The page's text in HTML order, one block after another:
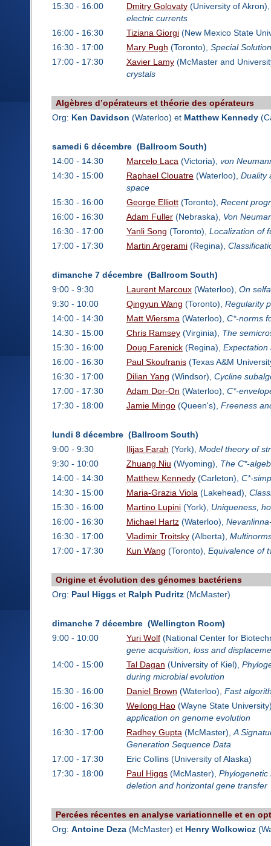
15:30 - 16:00 Dmitry Golovaty(University of
electric currents
16:00 - 16:30
Tiziana Giorgi(New Mexico State
16:30 - 17:00
Mary Pugh (Toronto), Special
17:00 - 17:30
Xavier Lamy(McMaster and
crystals
Algèbres d’opérateurs et théorie des opérateurs
Org: Ken Davidson (Waterloo) et Matthew Kennedy
samedi 6 décembre (Ballroom South)
14:00 - 14:30
Marcelo Laca(Victoria), von
14:30 - 15:00
Raphael Clouatre(Waterloo), Duality
space
15:30 - 16:00
George Elliott(Toronto), Recent
16:00 - 16:30
Adam Fuller(Nebraska), Von
16:30 - 17:00
Yanli Song (Toronto), Localization of
17:00 - 17:30
Martin Argerami(Regina),
dimanche 7 décembre (Ballroom South)
9:00 - 9:30
Laurent Marcoux(Waterloo), On
9:30 - 10:00
Qingyun Wang (Toronto), Regularity
14:00 - 14:30
Matt Wiersma(Waterloo), C*-norms
14:30 - 15:00
Chris Ramsey(Virginia), The
15:30 - 16:00
Doug Farenick(Regina), Expectation
16:00 - 16:30
Paul Skoufranis(Texas A&M
16:30 - 17:00
Dilian Yang (Windsor), Cycline
17:00 - 17:30
Adam Dor-On (Waterloo), C*-
17:30 - 18:00
Jamie Mingo(Queen's), Freeness
lundi 8 décembre (Ballroom South)
9:00 - 9:30
Ilijas Farah (York), Model theory of
9:30 - 10:00
Zhuang Niu (Wyoming), The C*-
14:00 - 14:30
Matthew Kennedy(Carleton), C*-
14:30 - 15:00
Maria-Grazia Viola(Lakehead),
15:30 - 16:00
Martino Lupini(York), Uniqueness,
16:00 - 16:30
Michael Hartz(Waterloo),
16:30 - 17:00
Vladimir Troitsky(Alberta),
17:00 - 17:30
Kun Wang (Toronto), Equivalence of
Origine et évolution des génomes bactériens
Org: Paul Higgset Ralph Pudritz(McMaster)
dimanche 7 décembre (Wellington Room)
9:00 - 10:00
Yuri Wolf(National Center for
gene acquisition, loss and
14:00 - 15:00
Tal Dagan (University of Kiel),
during microbial evolution
15:30 - 16:00
Daniel Brown (Waterloo), Fast
16:00 - 16:30
Weilong Hao(Wayne State
application on genome evolution
16:30 - 17:00
Radhey Gupta(McMaster),A
Generation Sequence Data
17:00 - 17:30
Eric Collins (University of Alaska)
17:30 - 18:00
Paul Higgs(McMaster),
deletion and horizontal gene transfer
Percées récentes en analyse variationnelle et en
Org: Antoine Deza(McMaster) et Henry Wolkowicz